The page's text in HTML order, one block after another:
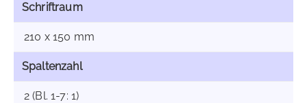
Schriftraum
210 x 150 mm
Spaltenzahl
2 (Bl. 1-7: 1)